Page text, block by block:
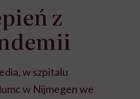
z
w szpitalu
w Nijmegen we